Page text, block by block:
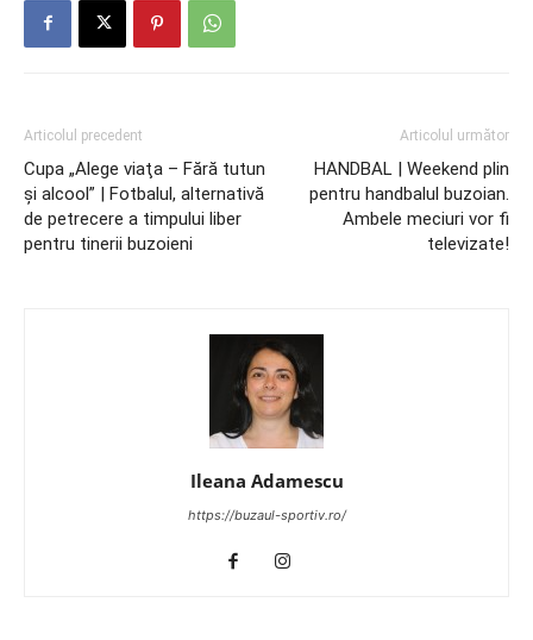
Articolul precedent
Cupa „Alege viaţa – Fără tutun
şi alcool” | Fotbalul, alternativă
de petrecere a timpului liber
pentru tinerii buzoieni
Articolul următor
HANDBAL | Weekend plin
pentru handbalul buzoian.
Ambele meciuri vor fi
televizate!
Ileana Adamescu
https://buzaul-sportiv.ro/